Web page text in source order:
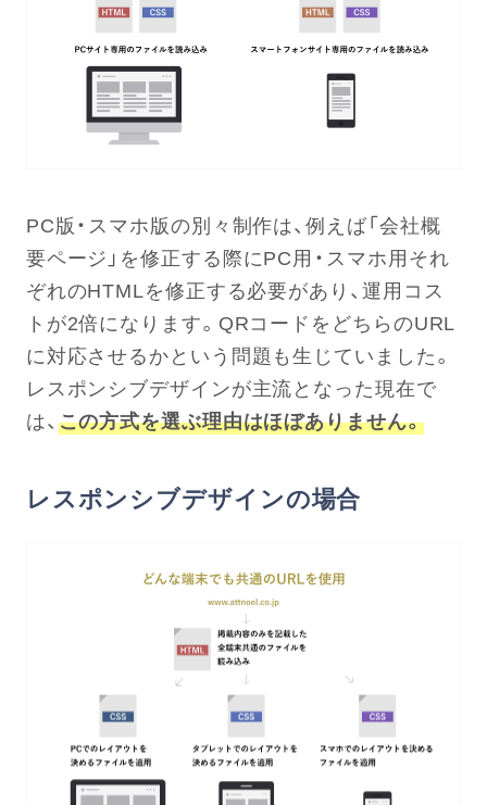
PC版・スマホ版の別々制作は、例えば「会社概
要ページ」を修正する際にPC用・スマホ用それ
ぞれのHTMLを修正する必要があり、運用コス
トが2倍になります。QRコードをどちらのURL
に対応させるかという問題も生じていました。
レスポンシブデザインが主流となった現在で
は、この方式を選ぶ理由はほぼありません。
レスポンシブデザインの場合